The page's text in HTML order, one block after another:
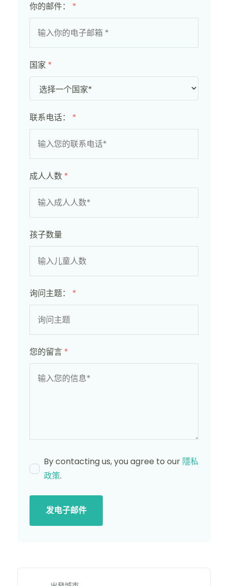
你的邮件： *
国家 *
联系电话： *
成人人数 *
孩子数量
询问主题： *
您的留言 *
By contacting us, you agree to our 隱私
政策.
发电子邮件